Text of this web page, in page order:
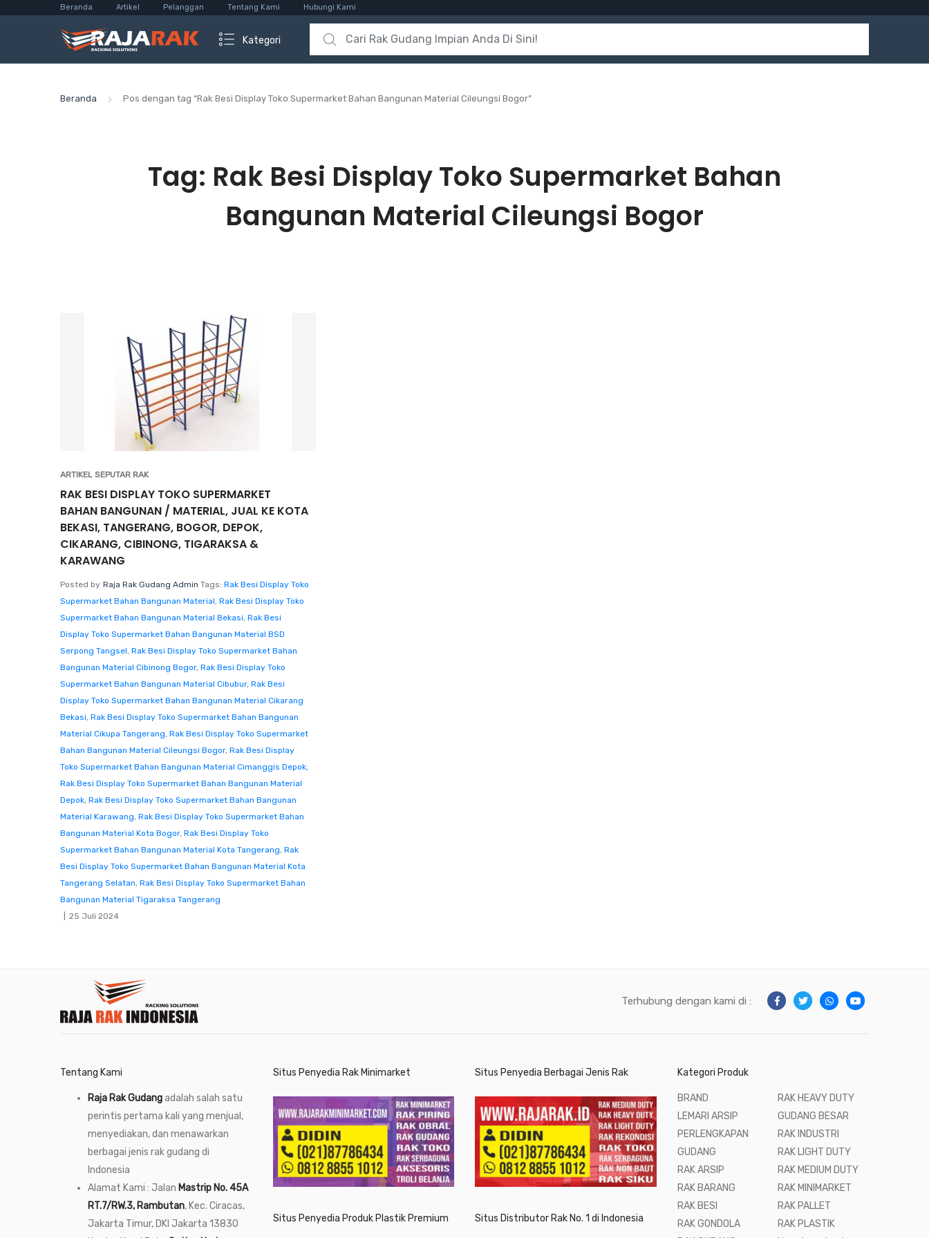
Beranda Artikel Pelanggan Tentang Kami Hubungi Kami
Kategori
Search for:
Beranda Pos dengan tag “Rak Besi Display Toko Supermarket Bahan Bangunan Material Cileungsi Bogor”
Tag: Rak Besi Display Toko Supermarket Bahan
Bangunan Material Cileungsi Bogor
ARTIKEL SEPUTAR RAK
RAK BESI DISPLAY TOKO SUPERMARKET
BAHAN BANGUNAN / MATERIAL, JUAL KE KOTA
BEKASI, TANGERANG, BOGOR, DEPOK,
CIKARANG, CIBINONG, TIGARAKSA &
KARAWANG
Posted by Raja Rak Gudang Admin Tags: Rak Besi Display Toko
Supermarket Bahan Bangunan Material, Rak Besi Display Toko
Supermarket Bahan Bangunan Material Bekasi, Rak Besi
Display Toko Supermarket Bahan Bangunan Material BSD
Serpong Tangsel, Rak Besi Display Toko Supermarket Bahan
Bangunan Material Cibinong Bogor, Rak Besi Display Toko
Supermarket Bahan Bangunan Material Cibubur, Rak Besi
Display Toko Supermarket Bahan Bangunan Material Cikarang
Bekasi, Rak Besi Display Toko Supermarket Bahan Bangunan
Material Cikupa Tangerang, Rak Besi Display Toko Supermarket
Bahan Bangunan Material Cileungsi Bogor, Rak Besi Display
Toko Supermarket Bahan Bangunan Material Cimanggis Depok,
Rak Besi Display Toko Supermarket Bahan Bangunan Material
Depok, Rak Besi Display Toko Supermarket Bahan Bangunan
Material Karawang, Rak Besi Display Toko Supermarket Bahan
Bangunan Material Kota Bogor, Rak Besi Display Toko
Supermarket Bahan Bangunan Material Kota Tangerang, Rak
Besi Display Toko Supermarket Bahan Bangunan Material Kota
Tangerang Selatan, Rak Besi Display Toko Supermarket Bahan
Bangunan Material Tigaraksa Tangerang
25 Juli 2024
Terhubung dengan kami di :
Tentang Kami
Raja Rak Gudangadalah salah satu
perintis pertama kali yang menjual,
menyediakan, dan menawarkan
berbagai jenis rak gudang di
Indonesia
Alamat Kami : Jalan Mastrip No. 45A
RT.7/RW.3, Rambutan, Kec. Ciracas,
Jakarta Timur, DKI Jakarta 13830
Situs Penyedia Rak Minimarket
Situs Penyedia Produk Plastik Premium
Situs Penyedia Berbagai Jenis Rak
Situs Distributor Rak No. 1 di Indonesia
Kategori Produk
BRAND
LEMARI ARSIP
PERLENGKAPAN
GUDANG
RAK ARSIP
RAK BARANG
RAK BESI
RAK GONDOLA
RAK HEAVY DUTY
GUDANG BESAR
RAK INDUSTRI
RAK LIGHT DUTY
RAK MEDIUM DUTY
RAK MINIMARKET
RAK PALLET
RAK PLASTIK